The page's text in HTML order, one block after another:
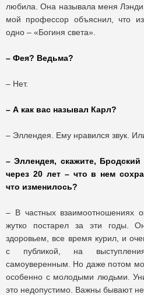
любила. Она называла меня
мой профессор объяснил, что
одно – «Богиня света».
– Фея? Ведьма?
– Нет.
– А как вас называл Карл?
– Эллендея. Ему нравился звук.
– Эллендея, скажите,
через 20 лет – что в нем
что изменилось?
– В частных взаимоотношениях
жутко постарел за эти годы.
здоровьем, все время курил, и
с публикой, на
самоуверенным. Но даже потом
особенно с молодыми людьми.
это недопустимо. Важны бывают не